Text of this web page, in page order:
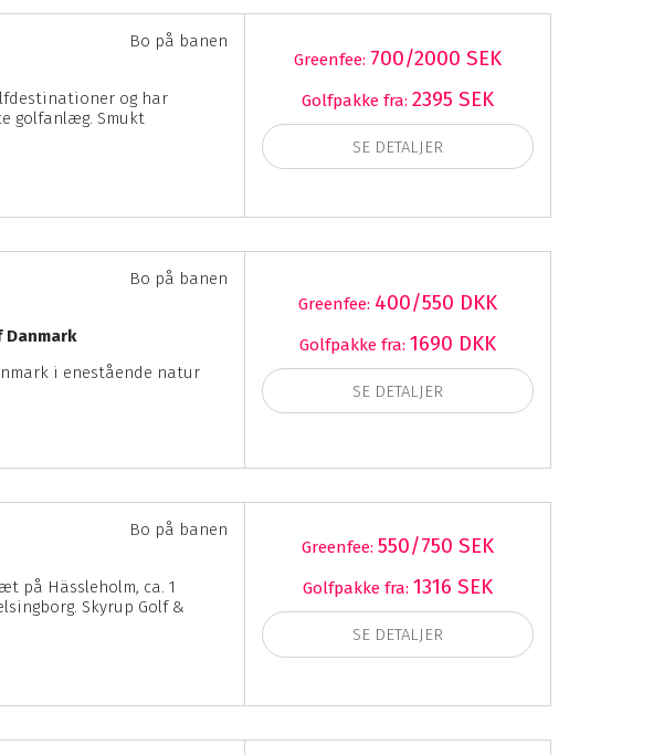
Bo på banen
og har
golfanlæg. Smukt
Greenfee: 700/2000 SEK
Golfpakke fra: 2395 SEK
SE DETALJER
Bo på banen
i enestående natur
Greenfee: 400/550 DKK
Golfpakke fra: 1690 DKK
SE DETALJER
Bo på banen
på Hässleholm, ca. 1
Skyrup Golf &
Greenfee: 550/750 SEK
Golfpakke fra: 1316 SEK
SE DETALJER